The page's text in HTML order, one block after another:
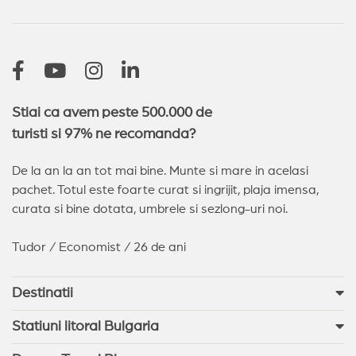
Stiai ca avem peste 500.000 de
turisti si 97% ne recomanda?
De la an la an tot mai bine. Munte si mare in acelasi
pachet. Totul este foarte curat si ingrijit, plaja imensa,
curata si bine dotata, umbrele si sezlong-uri noi.
Tudor / Economist / 26 de ani
Destinatii
Statiuni litoral Bulgaria